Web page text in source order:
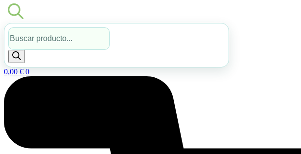
Búsqueda
de
productos
0,00 € 0